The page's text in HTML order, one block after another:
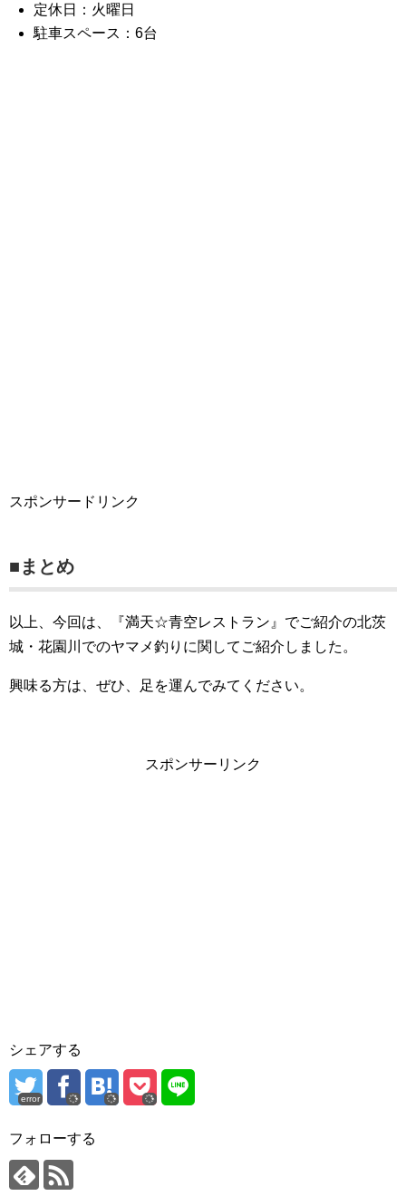
定休日：火曜日
駐車スペース：6台
スポンサードリンク
■まとめ
以上、今回は、『満天☆青空レストラン』でご紹介の北茨
城・花園川でのヤマメ釣りに関してご紹介しました。
興味る方は、ぜひ、足を運んでみてください。
スポンサーリンク
シェアする
error
フォローする